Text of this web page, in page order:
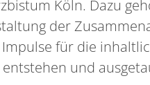
Köln. Dazu
der
für die
und